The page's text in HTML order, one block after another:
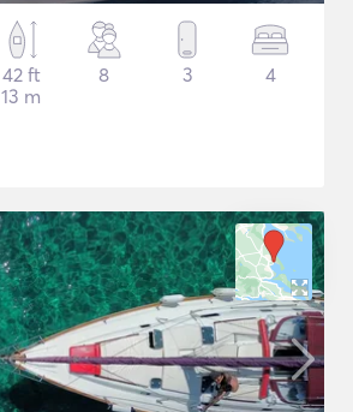
42 ft
13 m
8 3 4